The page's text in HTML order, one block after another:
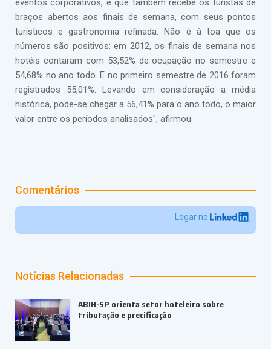
eventos corporativos, e que também recebe os turistas de
braços abertos aos finais de semana, com seus pontos
turísticos e gastronomia refinada. Não é à toa que os
números são positivos: em 2012, os finais de semana nos
hotéis contaram com 53,52% de ocupação no semestre e
54,68% no ano todo. E no primeiro semestre de 2016 foram
registrados 55,01%. Levando em consideração a média
histórica, pode-se chegar a 56,41% para o ano todo, o maior
valor entre os períodos analisados", afirmou.
Comentários
Logar no
Notícias Relacionadas
ABIH-SP orienta setor hoteleiro sobre
tributação e precificação